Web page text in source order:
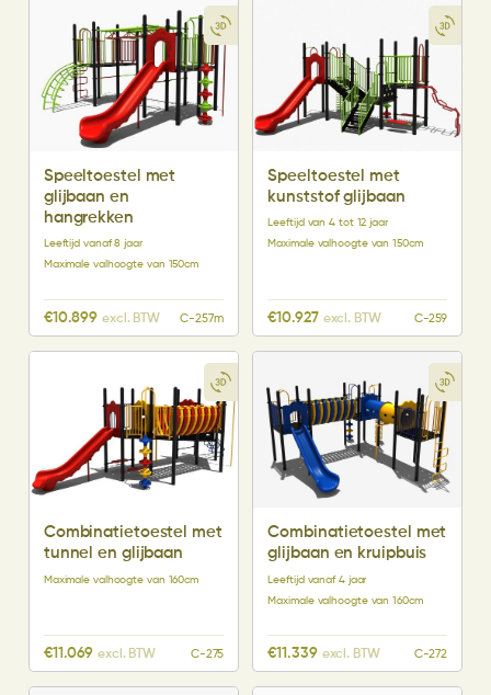
Speeltoestel met
glijbaan en
hangrekken
Leeftijd vanaf 8 jaar
Maximale valhoogte van 150cm
€10.899 excl. BTW C-257m
Speeltoestel met
kunststof glijbaan
Leeftijd van 4 tot 12 jaar
Maximale valhoogte van 150cm
€10.927 excl. BTW C-259
Combinatietoestel met
tunnel en glijbaan
Maximale valhoogte van 160cm
€11.069 excl. BTW C-275
Combinatietoestel met
glijbaan en kruipbuis
Leeftijd vanaf 4 jaar
Maximale valhoogte van 160cm
€11.339 excl. BTW C-272